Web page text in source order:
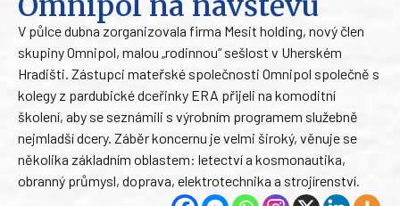
V půlce dubna zorganizovala firma Mesit holding, nový člen
skupiny Omnipol, malou „rodinnou“ sešlost v Uherském
Hradišti. Zástupci mateřské společnosti Omnipol společně s
kolegy z pardubické dceřinky ERA přijeli na komoditní
školení, aby se seznámili s výrobním programem služebně
nejmladší dcery. Záběr koncernu je velmi široký, věnuje se
několika základním oblastem: letectví a kosmonautika,
obranný průmysl, doprava, elektrotechnika a strojírenství.